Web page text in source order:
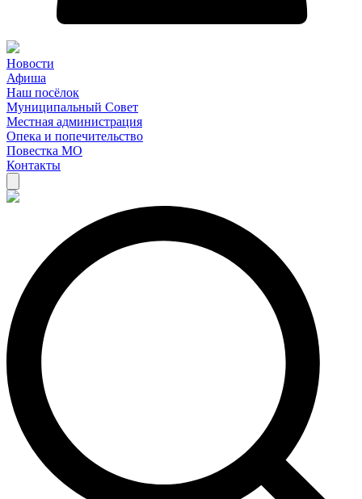
Новости
Афиша
Наш посёлок
Муниципальный Совет
Местная администрация
Опека и попечительство
Повестка МО
Контакты